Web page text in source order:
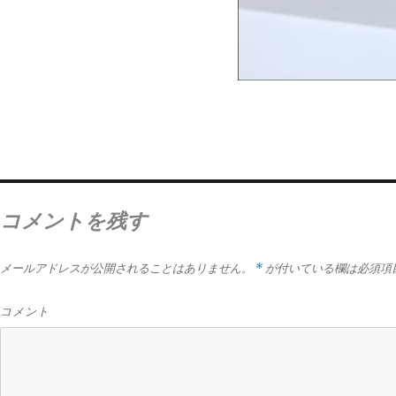
コメントを残す
メールアドレスが公開されることはありません。 * が付いている欄は必須項
コメント